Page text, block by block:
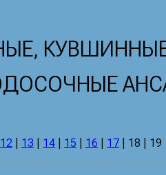
12 13 14 15 16 17 | 18 | 19